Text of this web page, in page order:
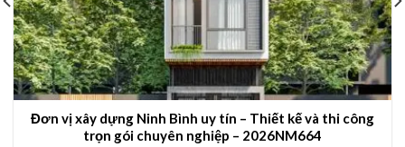
Đơn vị xây dựng Ninh Bình uy tín – Thiết kế và thi công
trọn gói chuyên nghiệp – 2026NM664